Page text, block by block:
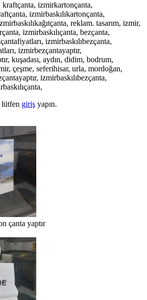
kraftçanta, izmirkartonçanta,
izmirbaskılıkartonçanta,
reklam. tasarım, izmir,
izmirbaskılıçanta, bezçanta,
izmirbaskılıbezçanta,
izmirbezçantayaptır,
kuşadası, aydın, didim, bodrum,
çeşme, seferihisar, urla, mordoğan,
izmirbaskılıbezçanta,
giriş yapın.
çanta yaptır